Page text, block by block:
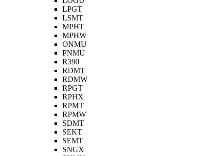
LPGT
LSMT
MPHT
MPHW
ONMU
PNMU
R390
RDMT
RDMW
RPGT
RPHX
RPMT
RPMW
SDMT
SEKT
SEMT
SNGX